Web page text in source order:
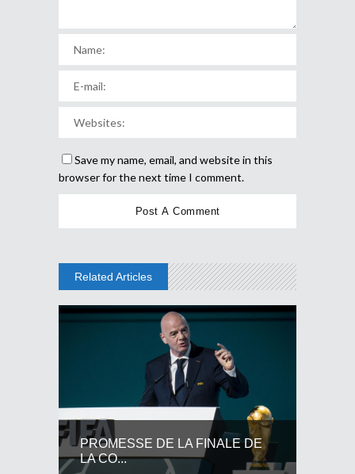
Save my name, email, and website in this
browser for the next time I comment.
Related Articles
PROMESSE DE LA FINALE DE
LA CO...